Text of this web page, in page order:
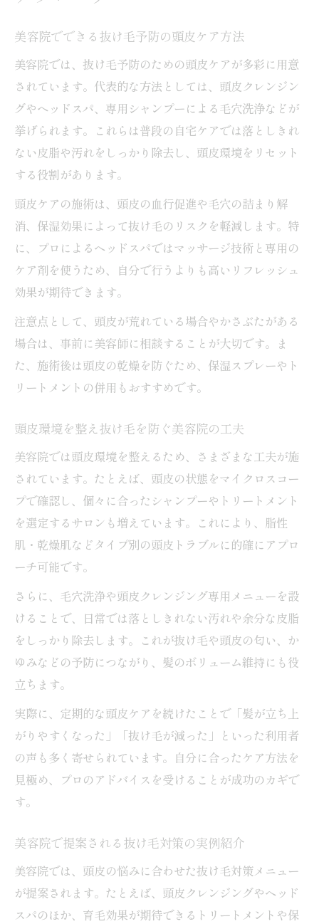
美容院でできる抜け毛予防の頭皮ケア方法
美容院では、抜け毛予防のための頭皮ケアが多彩に用意
されています。代表的な方法としては、頭皮クレンジン
グやヘッドスパ、専用シャンプーによる毛穴洗浄などが
挙げられます。これらは普段の自宅ケアでは落としきれ
ない皮脂や汚れをしっかり除去し、頭皮環境をリセット
する役割があります。
頭皮ケアの施術は、頭皮の血行促進や毛穴の詰まり解
消、保湿効果によって抜け毛のリスクを軽減します。特
に、プロによるヘッドスパではマッサージ技術と専用の
ケア剤を使うため、自分で行うよりも高いリフレッシュ
効果が期待できます。
注意点として、頭皮が荒れている場合やかさぶたがある
場合は、事前に美容師に相談することが大切です。ま
た、施術後は頭皮の乾燥を防ぐため、保湿スプレーやト
リートメントの併用もおすすめです。
頭皮環境を整え抜け毛を防ぐ美容院の工夫
美容院では頭皮環境を整えるため、さまざまな工夫が施
されています。たとえば、頭皮の状態をマイクロスコー
プで確認し、個々に合ったシャンプーやトリートメント
を選定するサロンも増えています。これにより、脂性
肌・乾燥肌などタイプ別の頭皮トラブルに的確にアプロ
ーチ可能です。
さらに、毛穴洗浄や頭皮クレンジング専用メニューを設
けることで、日常では落としきれない汚れや余分な皮脂
をしっかり除去します。これが抜け毛や頭皮の匂い、か
ゆみなどの予防につながり、髪のボリューム維持にも役
立ちます。
実際に、定期的な頭皮ケアを続けたことで「髪が立ち上
がりやすくなった」「抜け毛が減った」といった利用者
の声も多く寄せられています。自分に合ったケア方法を
見極め、プロのアドバイスを受けることが成功のカギで
す。
美容院で提案される抜け毛対策の実例紹介
美容院では、頭皮の悩みに合わせた抜け毛対策メニュー
が提案されます。たとえば、頭皮クレンジングやヘッド
スパのほか、育毛効果が期待できるトリートメントや保